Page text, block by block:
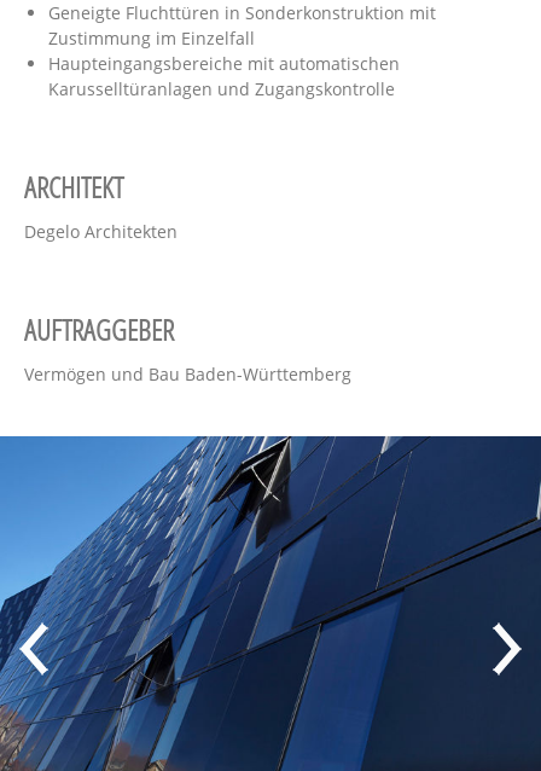
Geneigte Fluchttüren in Sonderkonstruktion mit
Zustimmung im Einzelfall
Haupteingangsbereiche mit automatischen
Karusselltüranlagen und Zugangskontrolle
ARCHITEKT
Degelo Architekten
AUFTRAGGEBER
Vermögen und Bau Baden-Württemberg